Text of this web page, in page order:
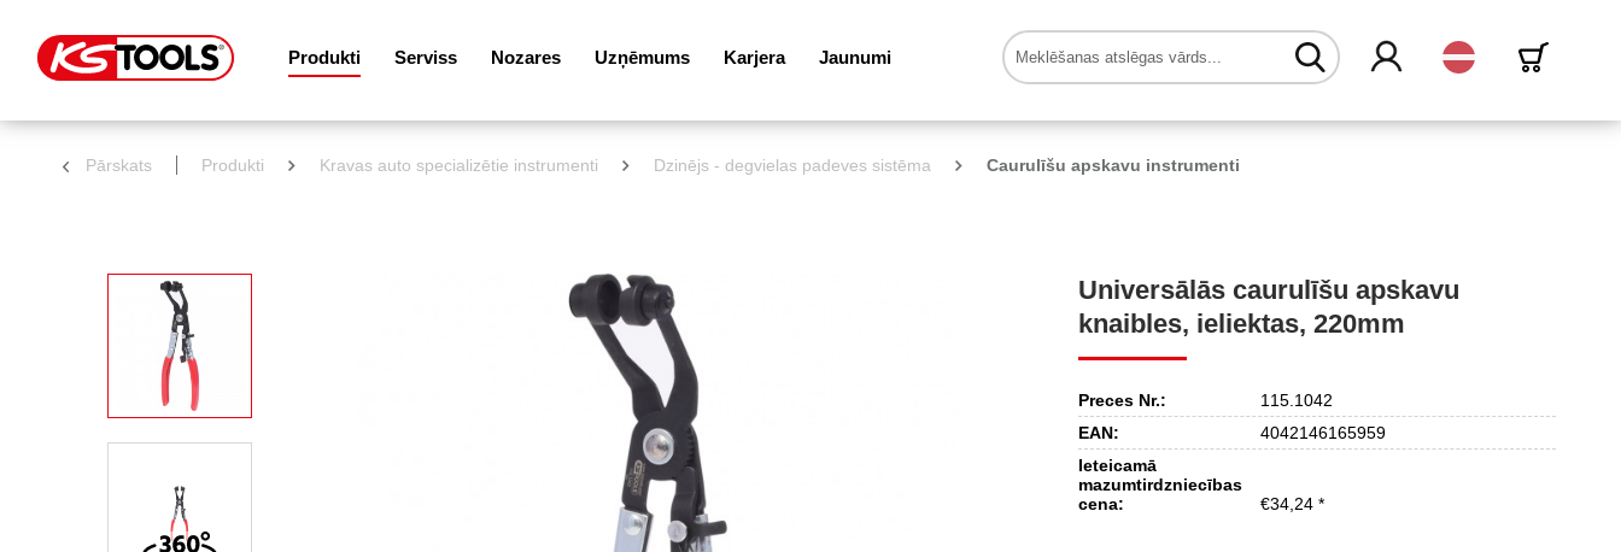
Produkti Serviss Nozares Uzņēmums Karjera Jaunumi Latvijas
Pārskats Produkti Kravas auto specializētie instrumenti Dzinējs - degvielas padeves sistēma Caurulīšu apskavu instrumenti
Universālās caurulīšu apskavu
knaibles, ieliektas, 220mm
Preces Nr.:
115.1042
EAN:
4042146165959
Ieteicamā
mazumtirdzniecības
cena:
€34,24 *